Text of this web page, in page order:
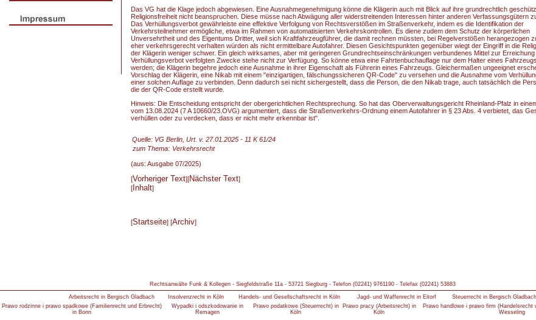
Das VG hat die Klage jedoch abgewiesen. Eine Ausnahmegenehmigung könne die Klägerin auch mit Blick auf ihre grundrechtlich
Religionsfreiheit nicht beanspruchen. Diese müsse nach Abwägung aller widerstreitenden Interessen hinter anderen Verfassungsgütern
Das Verhüllungsverbot gewährleiste eine effektive Verfolgung von Rechtsverstößen im Straßenverkehr, indem es die Identifikation der
Verkehrsteilnehmer ermögliche, etwa im Rahmen von automatisierten Verkehrskontrollen. Es diene zudem dem Schutz der körperlichen
Unversehrtheit und des Eigentums Dritter, weil sich Kraftfahrzeugführer, die damit rechnen müssten, bei Regelverstößen herangezogen
eher verkehrsgerecht verhalten würden als nicht ermittelbare Autofahrer. Diesen Gesichtspunkten gegenüber wiegt der Eingriff in die
der Klägerin weniger schwer. Ein gleich wirksames, aber mit geringeren Grundrechtseinschränkungen verbundenes Mittel zur
Verhüllungsverbot verfolgten Zwecke stehe nicht zur Verfügung. So könne etwa eine Fahrtenbuchauflage nur dem Halter eines
werden; die Klägerin begehre jedoch eine Ausnahme in ihrer Eigenschaft als Führerin eines Fahrzeugs. Gleichermaßen ungeeignet
Vorschlag der Klägerin, eine Nikab mit einem "einzigartigen, fälschungssicheren QR-Code" zu versehen und die Ausnahme vom
einer solchen Auflage zu verbinden. Denn dadurch sei nicht sichergestellt, dass die Person, die den Nikab trage, auch tatsächlich die
die der QR-Code erstellt wurde.
Hinweis: Die Entscheidung entspricht der obergerichtlichen Rechtsprechung. So hat das Oberverwaltungsgericht Rheinland-Pfalz in
vom 13.08.2024 (7 A 10660/23.OVG) argumentiert, dass die Straßenverkehrs-Ordnung einem Autofahrer in § 23 Abs. 4 verbietet, das
verhüllen oder zu verdecken, dass er nicht mehr erkennbar ist".
Quelle: VG Berlin, Urt. v. 27.01.2025 - 11 K 61/24
zum Thema: Verkehrsrecht
(aus: Ausgabe 07/2025)
[Vorheriger Text][Nächster Text]
[ Inhalt]
[Startseite] [Archiv]
Rechtsanwälte Funk & Kollegen - Siegfeldstraße 11a - 53721 Siegburg - Telefon (02241) 9761190 - Telefax (02241) 53883
Arbeitsrecht in Bergisch Gladbach Insolvenzrecht in Köln Handels- und Gesellschaftsrecht in Köln Jagd- und Waffenrecht in Eitorf
Steuerrecht in Bergisch Gladbach
Prawo rodzinne i prawo spadkowe (Familienrecht und Erbrecht)
in Bonn
Wypadki i odszkodowanie in
Remagen
Prawo podatkowe (Steuerrecht) in
Köln
Prawo pracy (Arbeitsrecht) in
Köln
Prawo handlowe i prawo firm (Handelsrecht
Wesseling